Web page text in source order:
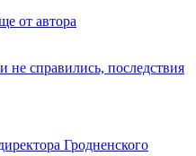
от автора
не справились, последствия
Гродненского